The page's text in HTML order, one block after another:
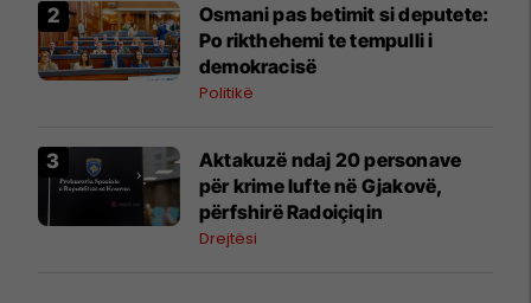
Osmani pas betimit si deputete:
Po rikthehemi te tempulli i
demokracisë
Politikë
Aktakuzë ndaj 20 personave
për krime lufte në Gjakovë,
përfshirë Radoiçiqin
Drejtësi